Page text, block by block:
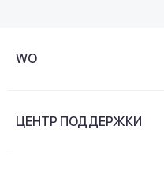
WO
ЦЕНТР ПОДДЕРЖКИ